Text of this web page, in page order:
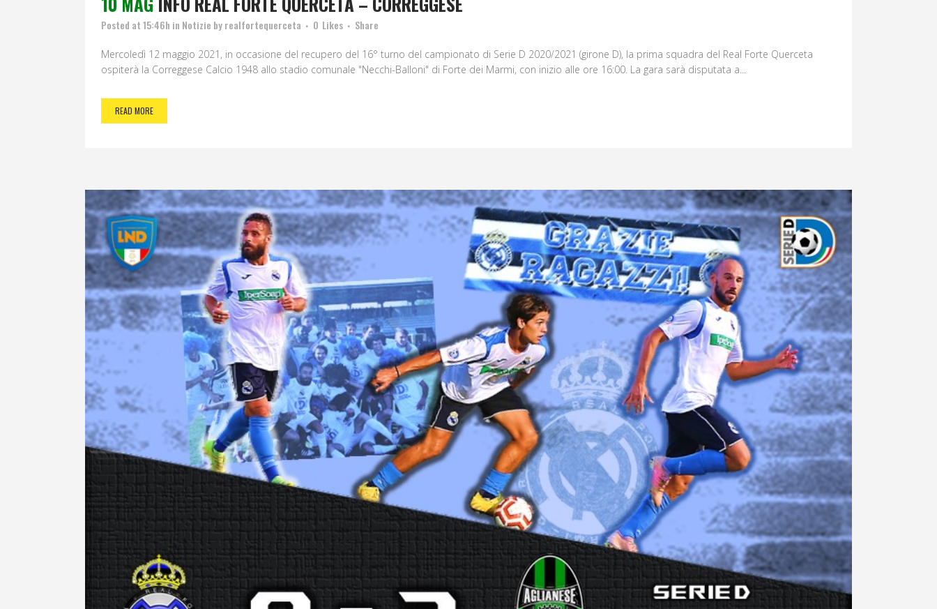
Posted at 15:46h in Notizie byrealfortequerceta 0 Likes Share
Mercoledì 12 maggio 2021, in occasione del recupero del 16° turno del campionato di Serie D 2020/2021 (girone D), la prima squadra del Real Forte Querceta
ospiterà la Correggese Calcio 1948 allo stadio comunale "Necchi-Balloni" di Forte dei Marmi, con inizio alle ore 16:00. La gara sarà disputata a...
READ MORE